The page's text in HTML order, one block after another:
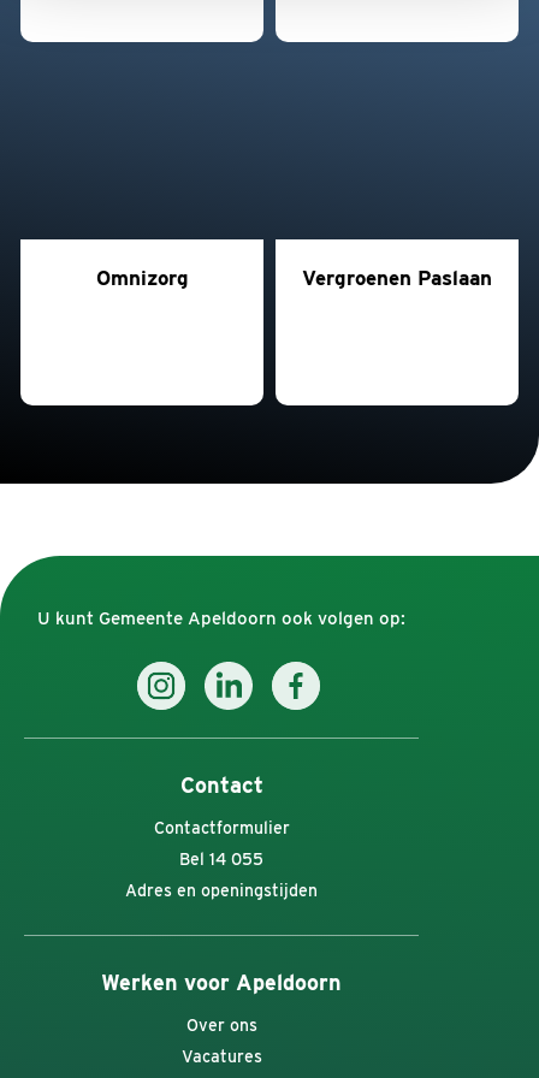
Omnizorg Vergroenen Paslaan
U kunt Gemeente Apeldoorn ook volgen op:
Contact
Contactformulier
Bel 14 055
Adres en openingstijden
Werken voor Apeldoorn
Over ons
Vacatures